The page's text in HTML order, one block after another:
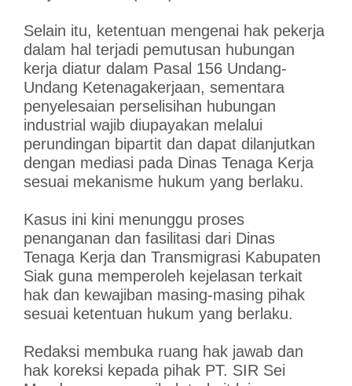
Selain itu, ketentuan mengenai hak pekerja
dalam hal terjadi pemutusan hubungan
kerja diatur dalam Pasal 156 Undang-
Undang Ketenagakerjaan, sementara
penyelesaian perselisihan hubungan
industrial wajib diupayakan melalui
perundingan bipartit dan dapat dilanjutkan
dengan mediasi pada Dinas Tenaga Kerja
sesuai mekanisme hukum yang berlaku.
Kasus ini kini menunggu proses
penanganan dan fasilitasi dari Dinas
Tenaga Kerja dan Transmigrasi Kabupaten
Siak guna memperoleh kejelasan terkait
hak dan kewajiban masing-masing pihak
sesuai ketentuan hukum yang berlaku.
Redaksi membuka ruang hak jawab dan
hak koreksi kepada pihak PT. SIR Sei